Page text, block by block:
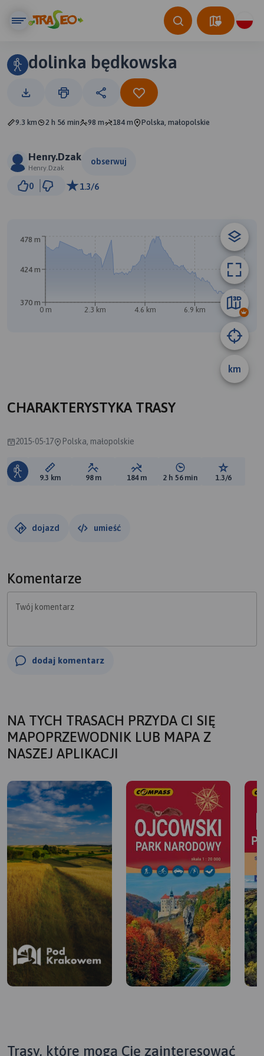
dolinka będkowska
9.3 km 2 h 56 min 98 m 184 m Polska, małopolskie
Henry.Dzak
Henry.Dzak
obserwuj
0 1.3/6
km
0 m 2.3 km 4.6 km 6.9 km 9.3 km
370 m
424 m
478 m
CHARAKTERYSTYKA TRASY
2015-05-17 Polska, małopolskie
Długość trasy:
9.3 km Suma przewyższeń:
98 m Suma spadków:
184 m Średni czas potrzebny
2 h 56 min Ocena
1.3/6
dojazd umieść
Komentarze
Twój komentarz
dodaj komentarz
NA TYCH TRASACH PRZYDA CI SIĘ
MAPOPRZEWODNIK LUB MAPA Z
NASZEJ APLIKACJI
Trasy, które mogą Cię zainteresować